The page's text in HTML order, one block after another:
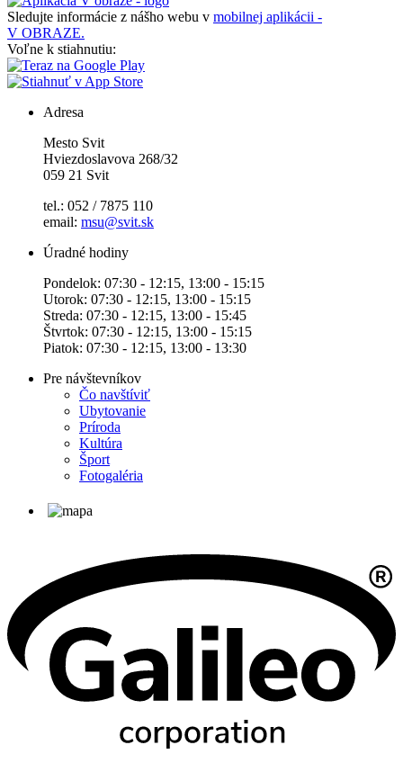
Sledujte informácie z nášho webu v mobilnej aplikácii -
V OBRAZE.
Voľne k stiahnutiu:
Adresa
Mesto Svit
Hviezdoslavova 268/32
059 21 Svit
tel.: 052 / 7875 110
email: msu@svit.sk
Úradné hodiny
Pondelok: 07:30 - 12:15, 13:00 - 15:15
Utorok: 07:30 - 12:15, 13:00 - 15:15
Streda: 07:30 - 12:15, 13:00 - 15:45
Štvrtok: 07:30 - 12:15, 13:00 - 15:15
Piatok: 07:30 - 12:15, 13:00 - 13:30
Pre návštevníkov
Čo navštíviť
Ubytovanie
Príroda
Kultúra
Šport
Fotogaléria